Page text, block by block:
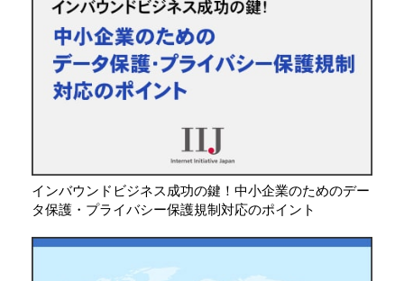
インバウンドビジネス成功の鍵！中小企業のためのデー
タ保護・プライバシー保護規制対応のポイント